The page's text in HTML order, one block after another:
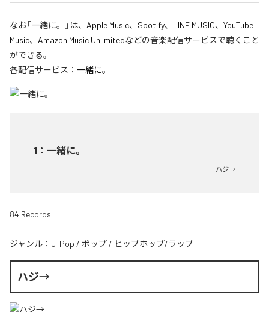
なお「一緒に。 」は、 Apple Music、 Spotify、 LINE MUSIC、 YouTube
Music、 Amazon Music Unlimitedなどの音楽配信サービスで聴くこと
ができる。
各配信サービス： 一緒に。
1 ： 一緒に。
ハジ→
84 Records
ジャンル： J-Pop / ポップ / ヒップホップ/ラップ
ハジ→